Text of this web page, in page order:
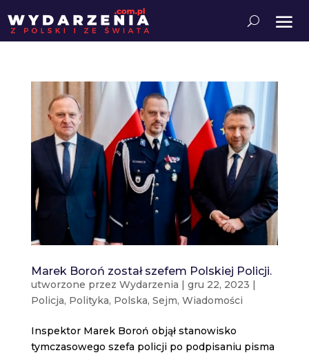
Marek Boroń został szefem Polskiej Policji.
utworzone przez Wydarzenia | gru 22, 2023 |
Policja, Polityka, Polska, Sejm, Wiadomości
Inspektor Marek Boroń objął stanowisko
tymczasowego szefa policji po podpisaniu pisma